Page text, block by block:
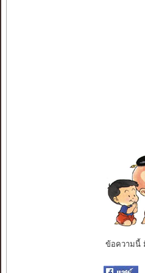
ข้อความนี้